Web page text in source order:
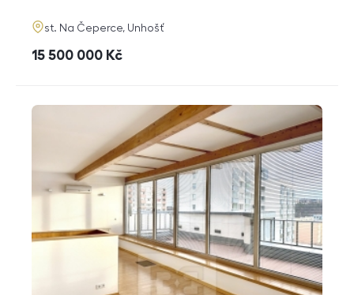
adresa
st. Na Čeperce, Unhošť
cena
15 500 000 Kč